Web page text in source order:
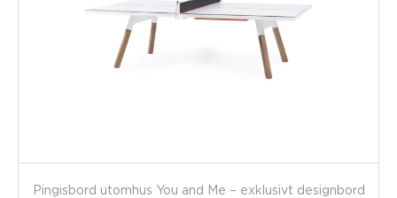
Pingisbord utomhus You and Me – exklusivt designbord